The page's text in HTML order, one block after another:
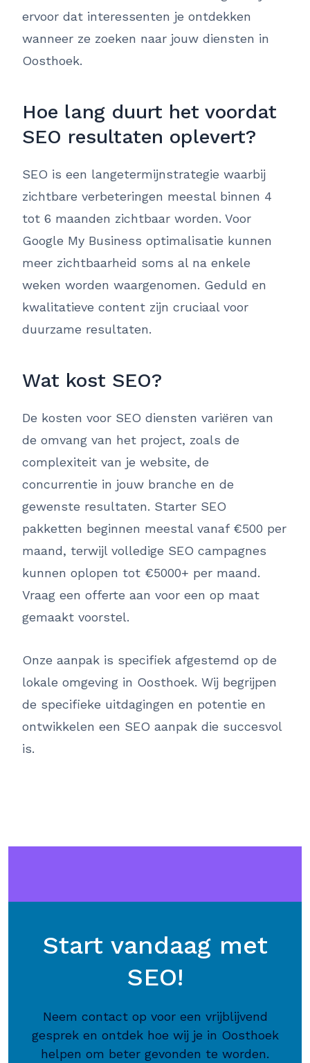
ervoor dat interessenten je ontdekken
wanneer ze zoeken naar jouw diensten in
Oosthoek.
Hoe lang duurt het voordat
SEO resultaten oplevert?
SEO is een langetermijnstrategie waarbij
zichtbare verbeteringen meestal binnen 4
tot 6 maanden zichtbaar worden. Voor
Google My Business optimalisatie kunnen
meer zichtbaarheid soms al na enkele
weken worden waargenomen. Geduld en
kwalitatieve content zijn cruciaal voor
duurzame resultaten.
Wat kost SEO?
De kosten voor SEO diensten variëren van
de omvang van het project, zoals de
complexiteit van je website, de
concurrentie in jouw branche en de
gewenste resultaten. Starter SEO
pakketten beginnen meestal vanaf €500 per
maand, terwijl volledige SEO campagnes
kunnen oplopen tot €5000+ per maand.
Vraag een offerte aan voor een op maat
gemaakt voorstel.
Onze aanpak is specifiek afgestemd op de
lokale omgeving in Oosthoek. Wij begrijpen
de specifieke uitdagingen en potentie en
ontwikkelen een SEO aanpak die succesvol
is.
Start vandaag met
SEO!
Neem contact op voor een vrijblijvend
gesprek en ontdek hoe wij je in Oosthoek
helpen om beter gevonden te worden.